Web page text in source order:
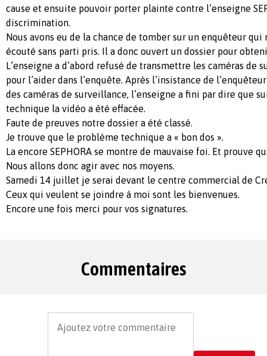
cause et ensuite pouvoir porter plainte contre l’enseigne
discrimination.
Nous avons eu de la chance de tomber sur un enquêteur qui
écouté sans parti pris. Il a donc ouvert un dossier pour
L’enseigne a d’abord refusé de transmettre les caméras de
pour l’aider dans l’enquête. Après l’insistance de
des caméras de surveillance, l’enseigne a fini par dire que
technique la vidéo a été effacée.
Faute de preuves notre dossier a été classé.
Je trouve que le problème technique a « bon dos ».
La encore SEPHORA se montre de mauvaise foi. Et prouve
Nous allons donc agir avec nos moyens.
Samedi 14 juillet je serai devant le centre commercial de
Ceux qui veulent se joindre à moi sont les bienvenues.
Encore une fois merci pour vos signatures.
Commentaires